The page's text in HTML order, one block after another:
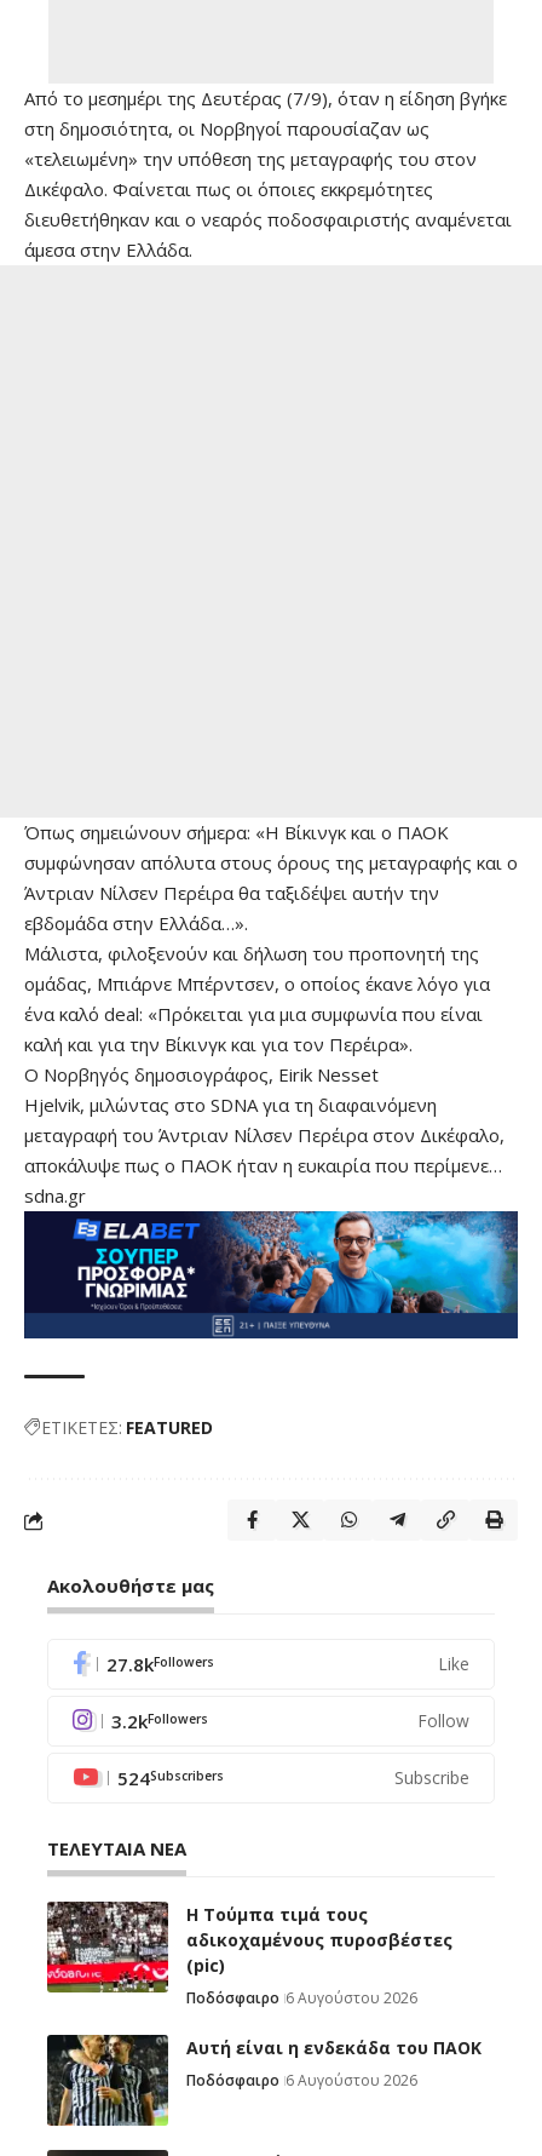
Από το μεσημέρι της Δευτέρας (7/9), όταν η είδηση βγήκε
στη δημοσιότητα, οι Νορβηγοί παρουσίαζαν ως
«τελειωμένη» την υπόθεση της μεταγραφής του στον
Δικέφαλο. Φαίνεται πως οι όποιες εκκρεμότητες
διευθετήθηκαν και ο νεαρός ποδοσφαιριστής αναμένεται
άμεσα στην Ελλάδα.
Όπως σημειώνουν σήμερα: «Η Βίκινγκ και ο ΠΑΟΚ
συμφώνησαν απόλυτα στους όρους της μεταγραφής και ο
Άντριαν Νίλσεν Περέιρα θα ταξιδέψει αυτήν την
εβδομάδα στην Ελλάδα…».
Μάλιστα, φιλοξενούν και δήλωση του προπονητή της
ομάδας, Μπιάρνε Μπέρντσεν, ο οποίος έκανε λόγο για
ένα καλό deal: «Πρόκειται για μια συμφωνία που είναι
καλή και για την Βίκινγκ και για τον Περέιρα».
O Νορβηγός δημοσιογράφος, Eirik Nesset
Hjelvik, μιλώντας στο SDNA για τη διαφαινόμενη
μεταγραφή του Άντριαν Νίλσεν Περέιρα στον Δικέφαλο,
αποκάλυψε πως ο ΠΑΟΚ ήταν η ευκαιρία που περίμενε…
sdna.gr
ΕΤΙΚΕΤΕΣ: FEATURED
Ακολουθήστε μας
27.8kFollowers Like
3.2kFollowers Follow
524Subscribers Subscribe
ΤΕΛΕΥΤΑΙΑ ΝΕΑ
H Tούμπα τιμά τους
αδικοχαμένους πυροσβέστες
(pic)
Ποδόσφαιρο 6 Αυγούστου 2026
Αυτή είναι η ενδεκάδα του ΠΑΟΚ
Ποδόσφαιρο 6 Αυγούστου 2026